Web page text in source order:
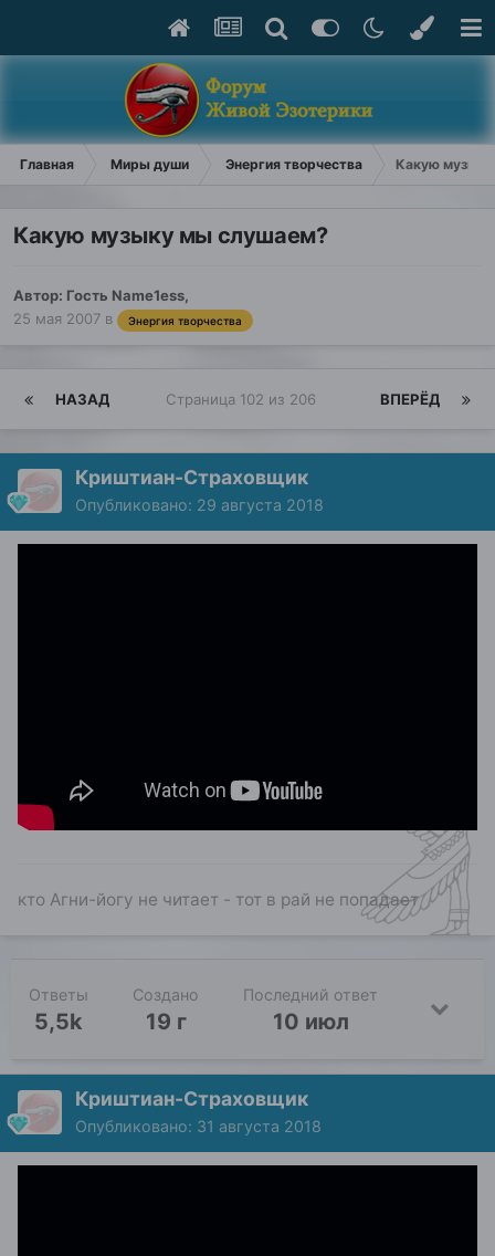
Главная Миры души Энергия творчества Какую
Какую музыку мы слушаем?
Автор: Гость Name1ess,
25 мая 2007 в Энергия творчества
НАЗАД ВПЕРЁД
Страница 102 из 206
Криштиан-Страховщик
Опубликовано: 29 августа 2018
кто Агни-йогу не читает - тот в рай не попадает
Ответы
5,5k
Создано
19 г
Последний ответ
10 июл
Криштиан-Страховщик
Опубликовано: 31 августа 2018